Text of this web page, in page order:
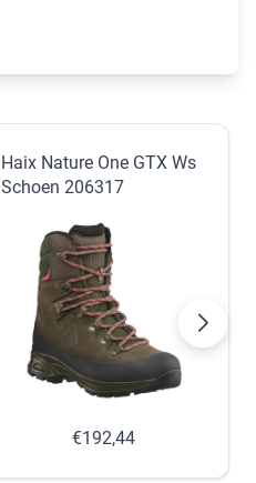
Haix Nature One GTX Ws
Schoen 206317
€192,44